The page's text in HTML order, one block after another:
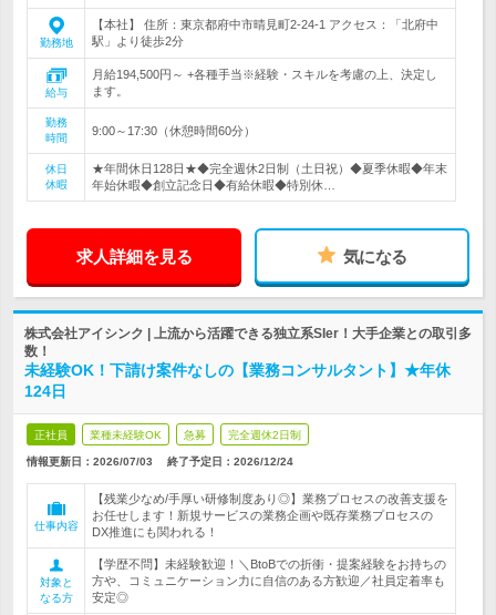
勤務地
【本社】 住所：東京都府中市晴見町2-24-1 アクセス：「北府中
駅」より徒歩2分
給与
月給194,500円～ +各種手当※経験・スキルを考慮の上、決定し
ます。
勤務
時間
9:00～17:30（休憩時間60分）
休日
休暇
★年間休日128日★◆完全週休2日制（土日祝）◆夏季休暇◆年末
年始休暇◆創立記念日◆有給休暇◆特別休…
求人詳細を見る 気になる
株式会社アイシンク | 上流から活躍できる独立系SIer！大手企業との取引多
数！
未経験OK！下請け案件なしの【業務コンサルタント】★年休
124日
正社員 業種未経験OK 急募 完全週休2日制
情報更新日：2026/07/03 終了予定日： 2026/12/24
仕事内容
【残業少なめ/手厚い研修制度あり◎】業務プロセスの改善支援を
お任せします！新規サービスの業務企画や既存業務プロセスの
DX推進にも関われる！
対象と
なる方
【学歴不問】未経験歓迎！＼BtoBでの折衝・提案経験をお持ちの
方や、コミュニケーション力に自信のある方歓迎／社員定着率も
安定◎